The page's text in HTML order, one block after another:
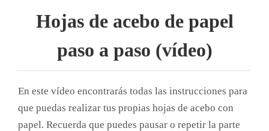
Hojas de acebo de papel
paso a paso (vídeo)
En este vídeo encontrarás todas las instrucciones para
que puedas realizar tus propias hojas de acebo con
papel. Recuerda que puedes pausar o repetir la parte